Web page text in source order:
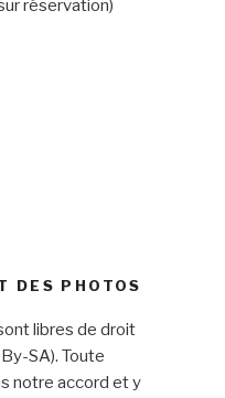
réservation)
DES PHOTOS
libres de droit
SA). Toute
notre accord et y